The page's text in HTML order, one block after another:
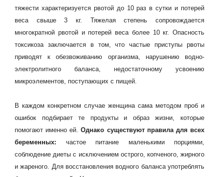
тяжести характеризуется рвотой до 10 раз в сутки и потерей
веса свыше 3 кг. Тяжелая степень сопровождается
многократной рвотой и потерей веса более 10 кг. Опасность
токсикоза заключается в том, что частые приступы рвоты
приводят к обезвоживанию организма, нарушению водно-
электролитного баланса, недостаточному усвоению
микроэлементов, поступающих с пищей.
В каждом конкретном случае женщина сама методом проб и
ошибок подбирает те продукты и образ жизни, которые
помогают именно ей.Однако существуют правила для всех
беременных: частое питание маленькими порциями,
соблюдение диеты с исключением острого, копченого, жирного
и жареного. Для восстановления водного баланса употреблять